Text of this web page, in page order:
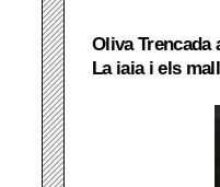
Oliva Trencada
La iaia i els